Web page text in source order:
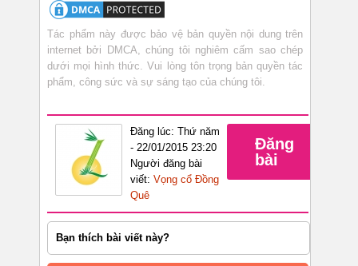
Tác phẩm này được bảo vệ bản quyền nội dung trên
internet bởi DMCA, chúng tôi nghiêm cấm sao chép
dưới mọi hình thức. Vui lòng tôn trọng bản quyền tác
phẩm, công sức và sự sáng tạo của chúng tôi.
Đăng lúc: Thứ năm
- 22/01/2015 23:20
Người đăng bài
viết: Vọng cổ Đồng
Quê
Đăng
bài
Bạn thích bài viết này?